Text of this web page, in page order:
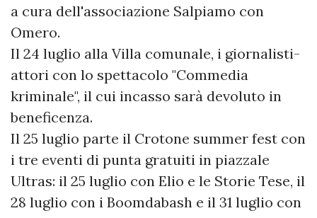
a cura dell'associazione Salpiamo con
Omero.
Il 24 luglio alla Villa comunale, i giornalisti-
attori con lo spettacolo "Commedia
kriminale", il cui incasso sarà devoluto in
beneficenza.
Il 25 luglio parte il Crotone summer fest con
i tre eventi di punta gratuiti in piazzale
Ultras: il 25 luglio con Elio e le Storie Tese, il
28 luglio con i Boomdabash e il 31 luglio con